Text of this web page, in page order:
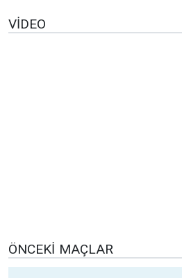
VIDEO
ÖNCEKI MAÇLAR